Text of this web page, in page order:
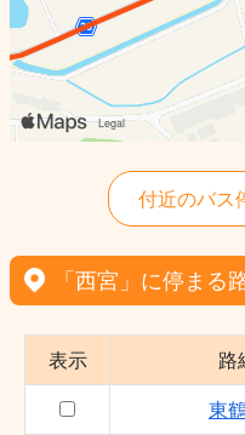
付近のバス
「西宮」に停まる
表示 路
東